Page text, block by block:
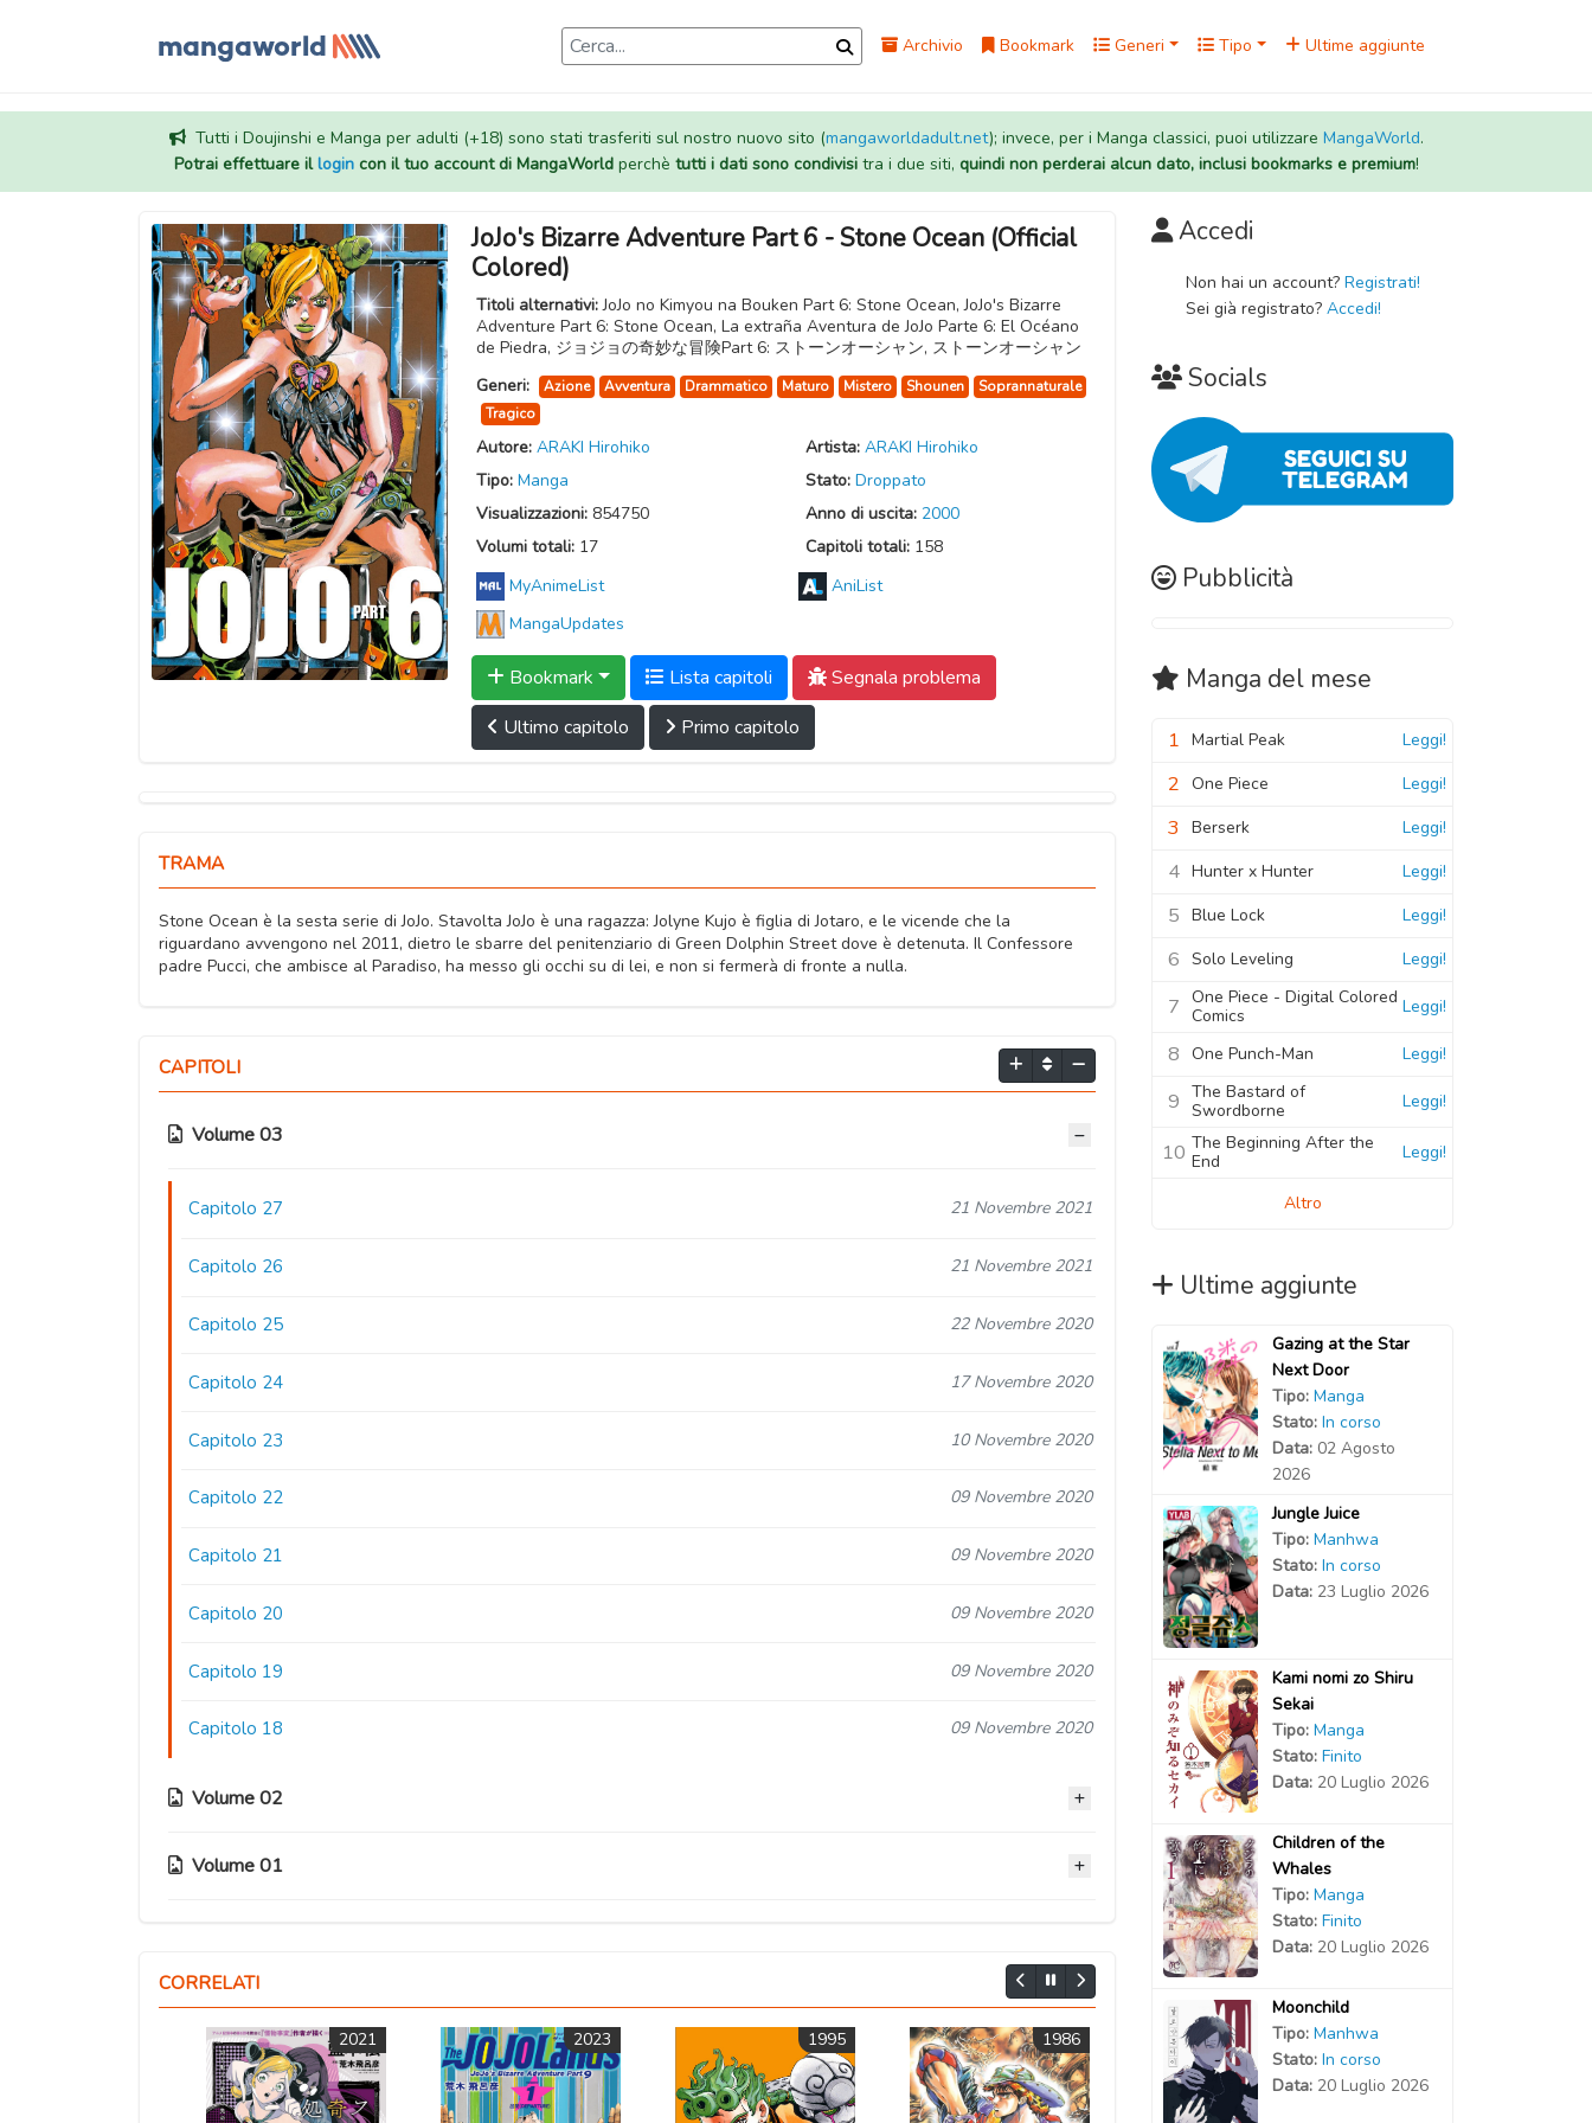
Archivio Bookmark Generi Tipo Ultime aggiunte
Tutti i Doujinshi e Manga per adulti (+18) sono stati trasferiti sul nostro nuovo sito (mangaworldadult.net); invece, per i Manga classici, puoi utilizzare MangaWorld.
Potrai effettuare illogincon il tuo account di MangaWorldperchè tutti i dati sono condivisitra i due siti, quindi non perderai alcun dato, inclusi bookmarks e premium!
JoJo's Bizarre Adventure Part 6 - Stone Ocean (Official
Colored)
Titoli alternativi:JoJo no Kimyou na Bouken Part 6: Stone Ocean, JoJo's Bizarre
Adventure Part 6: Stone Ocean, La extraña Aventura de JoJo Parte 6: El Océano
de Piedra, ジョジョの奇妙な冒険Part 6: ストーンオーシャン, ストーンオーシャン
Generi:
Azione Avventura Drammatico Maturo Mistero Shounen
Soprannaturale
Tragico
Autore: ARAKI Hirohiko Artista: ARAKI Hirohiko
Tipo: Manga Stato: Droppato
Visualizzazioni: 854750 Anno di uscita: 2000
Volumi totali: 17 Capitoli totali: 158
MyAnimeList
AniList
MangaUpdates
Bookmark Lista capitoli
Segnala problema
Ultimo capitolo
Primo capitolo
TRAMA
Stone Ocean è la sesta serie di JoJo. Stavolta JoJo è una ragazza: Jolyne Kujo è figlia di Jotaro, e le vicende che la
riguardano avvengono nel 2011, dietro le sbarre del penitenziario di Green Dolphin Street dove è detenuta. Il Confessore
padre Pucci, che ambisce al Paradiso, ha messo gli occhi su di lei, e non si fermerà di fronte a nulla.
CAPITOLI
Volume 03
Capitolo 27 21 Novembre 2021
Capitolo 26 21 Novembre 2021
Capitolo 25 22 Novembre 2020
Capitolo 24 17 Novembre 2020
Capitolo 23 10 Novembre 2020
Capitolo 22 09 Novembre 2020
Capitolo 21 09 Novembre 2020
Capitolo 20 09 Novembre 2020
Capitolo 19 09 Novembre 2020
Capitolo 18 09 Novembre 2020
Volume 02
Capitolo 17 09 Novembre 2020
Capitolo 15 09 Novembre 2020
Capitolo 14 09 Novembre 2020
Capitolo 13 09 Novembre 2020
Volume 01
Capitolo 07 09 Novembre 2020
Capitolo 06 09 Novembre 2020
Capitolo 05 09 Novembre 2020
CORRELATI
2021 2023 1995 1986 2013
Accedi
Non hai un account? Registrati!
Sei già registrato? Accedi!
Socials
Pubblicità
Manga del mese
1 Martial Peak Leggi!
2 One Piece Leggi!
3 Berserk Leggi!
4 Hunter x Hunter Leggi!
5 Blue Lock Leggi!
6 Solo Leveling Leggi!
7 One Piece - Digital Colored
Comics
Leggi!
8 One Punch-Man Leggi!
9 The Bastard of
Swordborne
Leggi!
10 The Beginning After the
End
Leggi!
Altro
Ultime aggiunte
Gazing at the Star
Next Door
Tipo: Manga
Stato: In corso
Data: 02 Agosto
2026
Jungle Juice
Tipo: Manhwa
Stato: In corso
Data: 23 Luglio 2026
Kami nomi zo Shiru
Sekai
Tipo: Manga
Stato: Finito
Data: 20 Luglio 2026
Children of the
Whales
Tipo: Manga
Stato: Finito
Data: 20 Luglio 2026
Moonchild
Tipo: Manhwa
Stato: In corso
Data: 20 Luglio 2026